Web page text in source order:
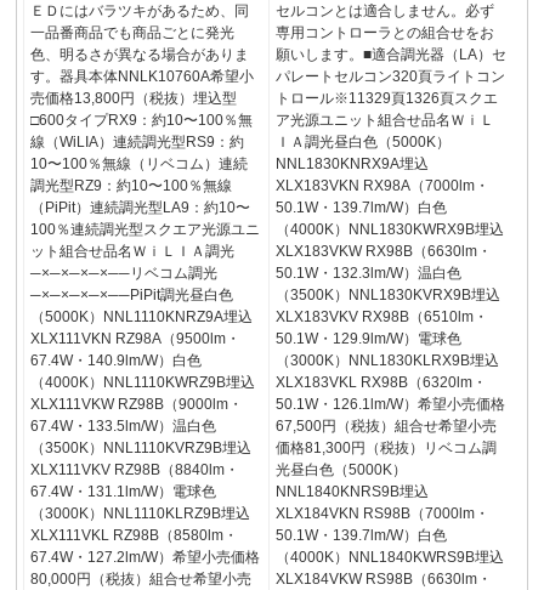
ＥＤにはバラツキがあるため、同
一品番商品でも商品ごとに発光
色、明るさが異なる場合がありま
す。器具本体NNLK10760A希望小
売価格13,800円（税抜）埋込型
□600タイプRX9：約10〜100％無
線（WiLIA）連続調光型RS9：約
10〜100％無線（リベコム）連続
調光型RZ9：約10〜100％無線
（PiPit）連続調光型LA9：約10〜
100％連続調光型スクエア光源ユニ
ット組合せ品名ＷｉＬＩＡ調光
─×─×─×─×──リベコム調光
─×─×─×─×──PiPit調光昼白色
（5000K）NNL1110KNRZ9A埋込
XLX111VKN RZ98A（9500lm・
67.4W・140.9lm/W）白色
（4000K）NNL1110KWRZ9B埋込
XLX111VKW RZ98B（9000lm・
67.4W・133.5lm/W）温白色
（3500K）NNL1110KVRZ9B埋込
XLX111VKV RZ98B（8840lm・
67.4W・131.1lm/W）電球色
（3000K）NNL1110KLRZ9B埋込
XLX111VKL RZ98B（8580lm・
67.4W・127.2lm/W）希望小売価格
80,000円（税抜）組合せ希望小売
セルコンとは適合しません。必ず
専用コントローラとの組合せをお
願いします。■適合調光器（LA）セ
パレートセルコン320頁ライトコン
トロール※11329頁1326頁スクエ
ア光源ユニット組合せ品名ＷｉＬ
ＩＡ調光昼白色（5000K）
NNL1830KNRX9A埋込
XLX183VKN RX98A（7000lm・
50.1W・139.7lm/W）白色
（4000K）NNL1830KWRX9B埋込
XLX183VKW RX98B（6630lm・
50.1W・132.3lm/W）温白色
（3500K）NNL1830KVRX9B埋込
XLX183VKV RX98B（6510lm・
50.1W・129.9lm/W）電球色
（3000K）NNL1830KLRX9B埋込
XLX183VKL RX98B（6320lm・
50.1W・126.1lm/W）希望小売価格
67,500円（税抜）組合せ希望小売
価格81,300円（税抜）リベコム調
光昼白色（5000K）
NNL1840KNRS9B埋込
XLX184VKN RS98B（7000lm・
50.1W・139.7lm/W）白色
（4000K）NNL1840KWRS9B埋込
XLX184VKW RS98B（6630lm・